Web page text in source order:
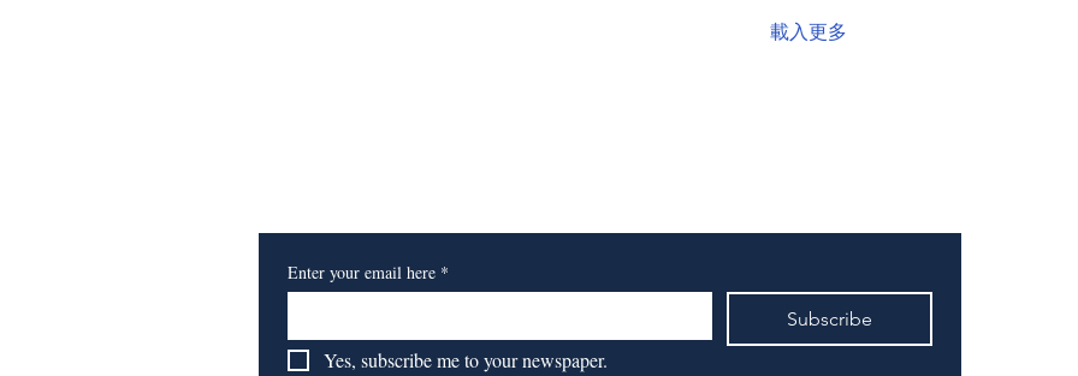
載入更多
Enter your email here *
Subscribe
Yes, subscribe me to your newspaper.